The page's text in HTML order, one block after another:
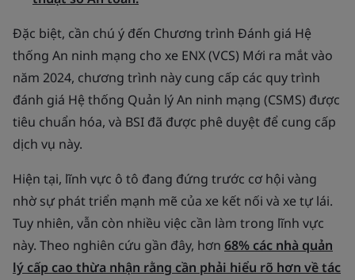
Đặc biệt, cần chú ý đến Chương trình Đánh giá Hệ
thống An ninh mạng cho xe ENX (VCS) Mới ra mắt vào
năm 2024, chương trình này cung cấp các quy trình
đánh giá Hệ thống Quản lý An ninh mạng (CSMS) được
tiêu chuẩn hóa, và BSI đã được phê duyệt để cung cấp
dịch vụ này.
Hiện tại, lĩnh vực ô tô đang đứng trước cơ hội vàng
nhờ sự phát triển mạnh mẽ của xe kết nối và xe tự lái.
Tuy nhiên, vẫn còn nhiều việc cần làm trong lĩnh vực
này. Theo nghiên cứu gần đây, hơn 68% các nhà quản
lý cấp cao thừa nhận rằng cần phải hiểu rõ hơn về tác